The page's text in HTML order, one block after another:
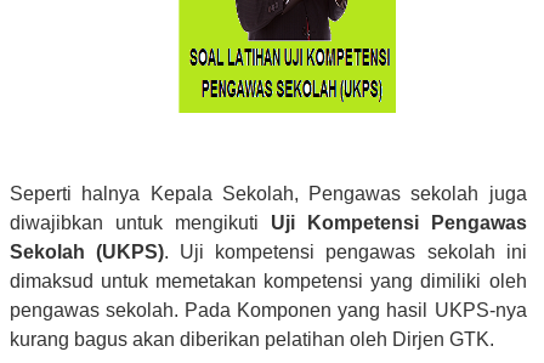
Seperti halnya Kepala Sekolah, Pengawas sekolah juga
diwajibkan untuk mengikuti Uji Kompetensi Pengawas
Sekolah (UKPS). Uji kompetensi pengawas sekolah ini
dimaksud untuk memetakan kompetensi yang dimiliki oleh
pengawas sekolah. Pada Komponen yang hasil UKPS-nya
kurang bagus akan diberikan pelatihan oleh Dirjen GTK.